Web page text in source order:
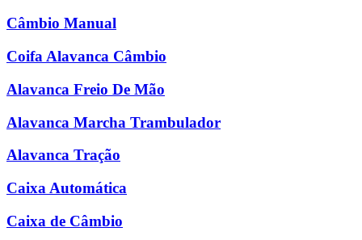
Câmbio Manual
Coifa Alavanca Câmbio
Alavanca Freio De Mão
Alavanca Marcha Trambulador
Alavanca Tração
Caixa Automática
Caixa de Câmbio